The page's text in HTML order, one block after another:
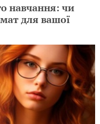
навчання: чи
для вашої